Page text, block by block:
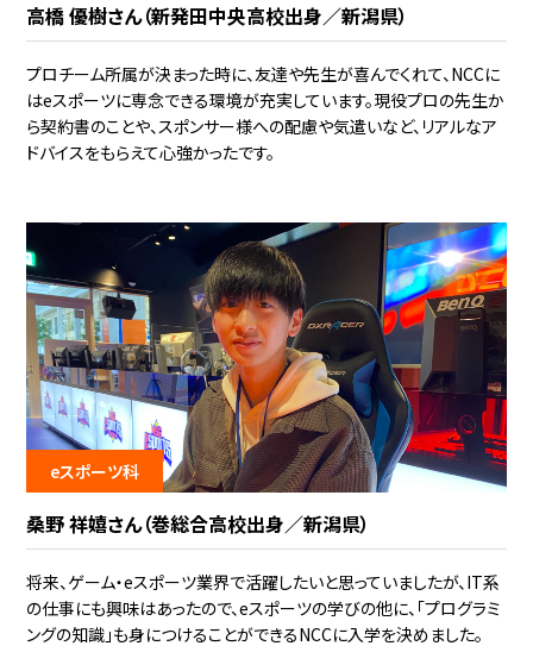
高橋 優樹さん（新発田中央高校出身／新潟県）
プロチーム所属が決まった時に、友達や先生が喜んでくれて、NCCに
はeスポーツに専念できる環境が充実しています。現役プロの先生か
ら契約書のことや、スポンサー様への配慮や気遣いなど、リアルなア
ドバイスをもらえて心強かったです。
eスポーツ科
桑野 祥嬉さん（巻総合高校出身／新潟県）
将来、ゲーム・eスポーツ業界で活躍したいと思っていましたが、IT系
の仕事にも興味はあったので、eスポーツの学びの他に、「プログラミ
ングの知識」も身につけることができるNCCに入学を決めました。